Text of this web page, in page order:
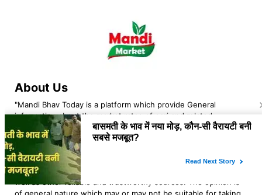
About Us
"Mandi Bhav Today is a platform which provide General
information about the market rates of agri and related
commodities. The owner of the platform is Lovekesh Kaushik
an Indian Navy veteran, resident of Jhajjar, Haryana. At "mandi
bhav today" we analyse the rates and trend of various agri
commodities. The opinion of the blog is based on the news
and general information which we get from govt websites as
well as other reliable and trustworthy sources. The opinion is
of general nature which may or may not be suitable for taking